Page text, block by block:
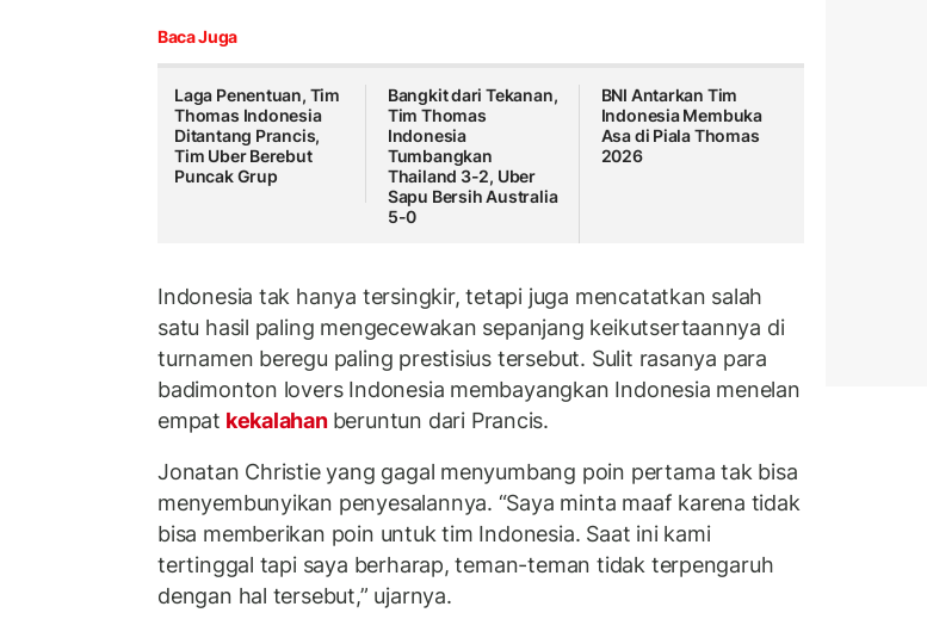
Baca Juga
Laga Penentuan, Tim
Thomas Indonesia
Ditantang Prancis,
Tim Uber Berebut
Puncak Grup
Bangkit dari Tekanan,
Tim Thomas
Indonesia
Tumbangkan
Thailand 3-2, Uber
Sapu Bersih Australia
5-0
BNI Antarkan Tim
Indonesia Membuka
Asa di Piala Thomas
2026
Indonesia tak hanya tersingkir, tetapi juga mencatatkan salah
satu hasil paling mengecewakan sepanjang keikutsertaannya di
turnamen beregu paling prestisius tersebut. Sulit rasanya para
badimonton lovers Indonesia membayangkan Indonesia menelan
empat kekalahan beruntun dari Prancis.
Jonatan Christie yang gagal menyumbang poin pertama tak bisa
menyembunyikan penyesalannya. “Saya minta maaf karena tidak
bisa memberikan poin untuk tim Indonesia. Saat ini kami
tertinggal tapi saya berharap, teman-teman tidak terpengaruh
dengan hal tersebut,” ujarnya.